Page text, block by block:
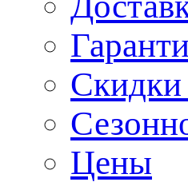
Цены